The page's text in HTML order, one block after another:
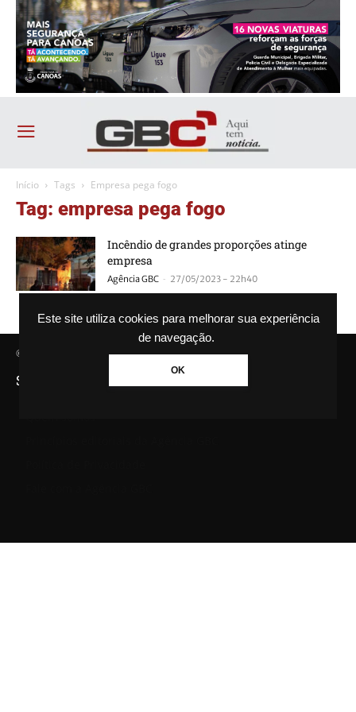
Este site utiliza cookies para melhorar sua experiência
de navegação.
OK
Início Tags Empresa pega fogo
Tag: empresa pega fogo
Incêndio de grandes proporções atinge
empresa
Agência GBC - 27/05/2023 - 22h40
© Agência GBC. Aqui tem notícia. Todos os direitos reservados.
SAIBA MAIS SOBRE A AGÊNCIA GBC